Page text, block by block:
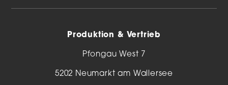
Produktion & Vertrieb
Pfongau West 7
5202 Neumarkt am Wallersee